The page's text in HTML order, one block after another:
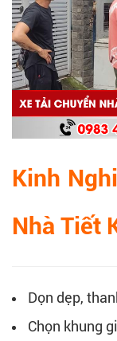
Kinh
Nhà Tiết
Dọn dẹp,
Chọn khung